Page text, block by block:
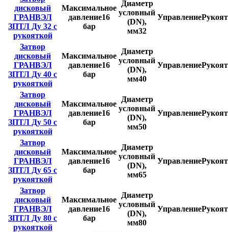
дисковый
ГРАНВЭЛ
ЗПТЛ Ду 32 с
рукояткой
Максимальное
давление16
бар
Диаметр
условный
(DN),
мм32
Управление
Затвор
дисковый
ГРАНВЭЛ
ЗПТЛ Ду 40 с
рукояткой
Максимальное
давление16
бар
Диаметр
условный
(DN),
мм40
Управление
Затвор
дисковый
ГРАНВЭЛ
ЗПТЛ Ду 50 с
рукояткой
Максимальное
давление16
бар
Диаметр
условный
(DN),
мм50
Управление
Затвор
дисковый
ГРАНВЭЛ
ЗПТЛ Ду 65 с
рукояткой
Максимальное
давление16
бар
Диаметр
условный
(DN),
мм65
Управление
Затвор
дисковый
ГРАНВЭЛ
ЗПТЛ Ду 80 с
рукояткой
Максимальное
давление16
бар
Диаметр
условный
(DN),
мм80
Управление